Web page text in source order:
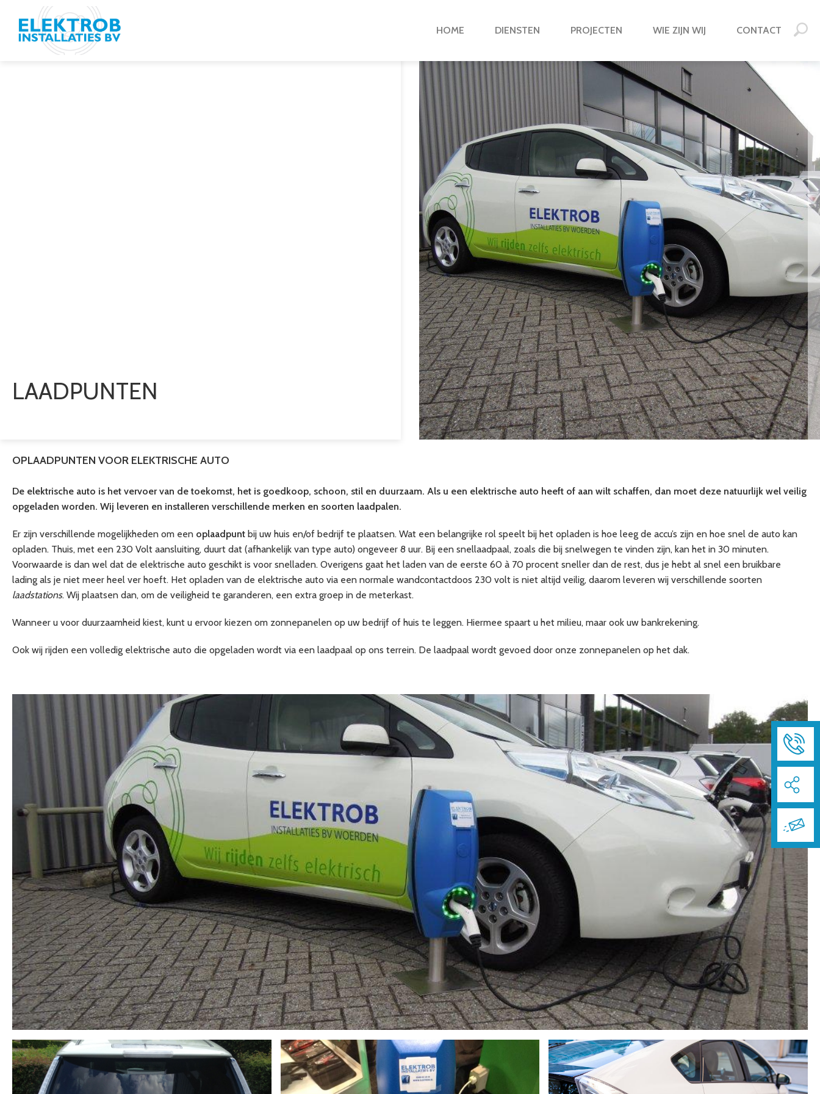
HOME DIENSTEN PROJECTEN WIE ZIJN WIJ CONTACT
LAADPUNTEN
OPLAADPUNTEN VOOR ELEKTRISCHE AUTO
De elektrische auto is het vervoer van de toekomst, het is goedkoop, schoon, stil en duurzaam. Als u een elektrische auto heeft of aan wilt schaffen, dan moet deze natuurlijk wel veilig
opgeladen worden. Wij leveren en installeren verschillende merken en soorten laadpalen.
Er zijn verschillende mogelijkheden om een oplaadpunt bij uw huis en/of bedrijf te plaatsen. Wat een belangrijke rol speelt bij het opladen is hoe leeg de accu’s zijn en hoe snel de auto kan
opladen. Thuis, met een 230 Volt aansluiting, duurt dat (afhankelijk van type auto) ongeveer 8 uur. Bij een snellaadpaal, zoals die bij snelwegen te vinden zijn, kan het in 30 minuten.
Voorwaarde is dan wel dat de elektrische auto geschikt is voor snelladen. Overigens gaat het laden van de eerste 60 à 70 procent sneller dan de rest, dus je hebt al snel een bruikbare
lading als je niet meer heel ver hoeft. Het opladen van de elektrische auto via een normale wandcontactdoos 230 volt is niet altijd veilig, daarom leveren wij verschillende soorten
laadstations. Wij plaatsen dan, om de veiligheid te garanderen, een extra groep in de meterkast.
Wanneer u voor duurzaamheid kiest, kunt u ervoor kiezen om zonnepanelen op uw bedrijf of huis te leggen. Hiermee spaart u het milieu, maar ook uw bankrekening.
Ook wij rijden een volledig elektrische auto die opgeladen wordt via een laadpaal op ons terrein. De laadpaal wordt gevoed door onze zonnepanelen op het dak.